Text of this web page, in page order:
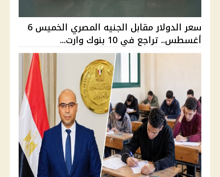
سعر الدولار مقابل الجنيه المصري الخميس 6
أغسطس.. تراجع في 10 بنوك وارت...